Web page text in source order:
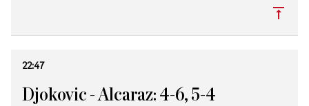
22:47
Djokovic - Alcaraz: 4-6, 5-4